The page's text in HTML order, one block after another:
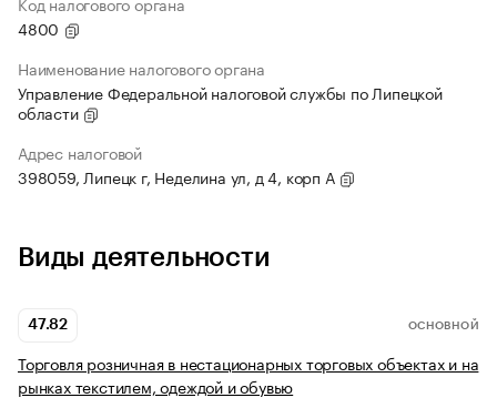
4800
Наименование налогового органа
Управление Федеральной налоговой службы по Липецкой
области
Адрес налоговой
398059, Липецк г, Неделина ул, д 4, корп А
Виды деятельности
47.82 ОСНОВНОЙ
Торговля розничная в нестационарных торговых объектах и на
рынках текстилем, одеждой и обувью